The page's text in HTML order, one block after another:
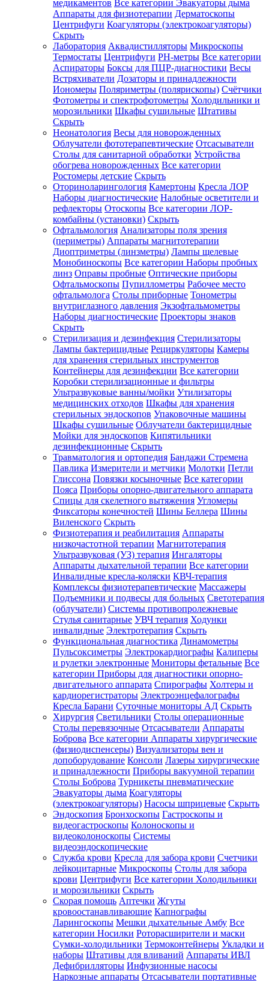
медикаментов Все категории Эвакуаторы дыма
Аппараты для физиотерапии Дерматоскопы
Центрифуги Коагуляторы (электрокоагуляторы)
Скрыть
Лаборатория Аквадистилляторы Микроскопы
Термостаты Центрифуги PH-метры Все категории
Аспираторы Боксы для ПЦР-диагностики Весы
Встряхиватели Дозаторы и принадлежности
Иономеры Поляриметры (полярископы) Счётчики
Фотометры и спектрофотометры Холодильники и
морозильники Шкафы сушильные Штативы
Скрыть
Неонатология Весы для новорожденных
Облучатели фототерапевтические Отсасыватели
Столы для санитарной обработки Устройства
обогрева новорожденных Все категории
Ростомеры детские Скрыть
Оториноларингология Камертоны Кресла ЛОР
Наборы диагностические Налобные осветители и
рефлекторы Отоскопы Все категории ЛОР-
комбайны (установки) Скрыть
Офтальмология Анализаторы поля зрения
(периметры) Аппараты магнитотерапии
Диоптриметры (линзметры) Лампы щелевые
Монобиноскопы Все категории Наборы пробных
линз Оправы пробные Оптические приборы
Офтальмоскопы Пупиллометры Рабочее место
офтальмолога Столы приборные Тонометры
внутриглазного давления Экзофтальмометры
Наборы диагностические Проекторы знаков
Скрыть
Стерилизация и дезинфекция Стерилизаторы
Лампы бактерицидные Рециркуляторы Камеры
для хранения стерильных инструментов
Контейнеры для дезинфекции Все категории
Коробки стерилизационные и фильтры
Ультразвуковые ванны/мойки Утилизаторы
медицинских отходов Шкафы для хранения
стерильных эндоскопов Упаковочные машины
Шкафы сушильные Облучатели бактерицидные
Мойки для эндоскопов Кипятильники
дезинфекционные Скрыть
Травматология и ортопедия Бандажи Стремена
Павлика Измерители и метчики Молотки Петли
Глиссона Повязки косыночные Все категории
Пояса Приборы опорно-двигательного аппарата
Спицы для скелетного вытяжения Угломеры
Фиксаторы конечностей Шины Беллера Шины
Виленского Скрыть
Физиотерапия и реабилитация Аппараты
низкочастотной терапии Магнитотерапия
Ультразвуковая (УЗ) терапия Ингаляторы
Аппараты дыхательной терапии Все категории
Инвалидные кресла-коляски КВЧ-терапия
Комплексы физиотерапевтические Массажеры
Подъемники и подвесы для больных Светотерапия
(облучатели) Системы противопролежневые
Стулья санитарные УВЧ терапия Ходунки
инвалидные Электротерапия Скрыть
Функциональная диагностика Динамометры
Пульсоксиметры Электрокардиографы Калиперы
и рулетки электронные Мониторы фетальные Все
категории Приборы для диагностики опорно-
двигательного аппарата Спирографы Холтеры и
кардиорегистраторы Электроэнцефалографы
Кресла Барани Суточные мониторы АД Скрыть
Хирургия Светильники Столы операционные
Столы перевязочные Отсасыватели Аппараты
Боброва Все категории Аппараты хирургические
(физиодиспенсеры) Визуализаторы вен и
допоборудование Консоли Лазеры хирургические
и принадлежности Приборы вакуумной терапии
Столы Боброва Турникеты пневматические
Эвакуаторы дыма Коагуляторы
(электрокоагуляторы) Насосы шприцевые Скрыть
Эндоскопия Бронхоскопы Гастроскопы и
видеогастроскопы Колоноскопы и
видеоколоноскопы Системы
видеоэндоскопические
Служба крови Кресла для забора крови Счетчики
лейкоцитарные Микроскопы Столы для забора
крови Центрифуги Все категории Холодильники
и морозильники Скрыть
Скорая помощь Аптечки Жгуты
кровоостанавливающие Капнографы
Ларингоскопы Мешки дыхательные Амбу Все
категории Носилки Роторасширители и маски
Сумки-холодильники Термоконтейнеры Укладки и
наборы Штативы для вливаний Аппараты ИВЛ
Дефибрилляторы Инфузионные насосы
Наркозные аппараты Отсасыватели портативные